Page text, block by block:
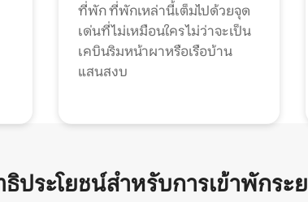
ที่พัก ที่พักเหล่านี้เต็มไปด้วยจุด
เด่นที่ไม่เหมือนใคร ไม่ว่าจะเป็น
เคบินริมหน้าผาหรือเรือบ้าน
แสนสงบ
ประโยชน์สำหรับการเข้าพักระ